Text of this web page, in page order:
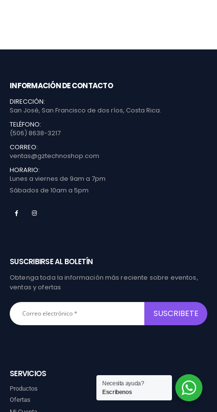
INFORMACIÓN DE CONTACTO
DIRECCIÓN:
San José, San Francisco de dos ríos, Costa Rica.
TELÉFONO:
(506) 8638-3217
CORREO:
ventas@gztechnoshop.com
HORARIO:
Lunes a viernes de 9am a 7pm
Sábados de 10am a 5pm
SUSCRIBIRSE AL BOLETÍN
Obtenga toda la información más reciente sobre eventos,
ventas y ofertas
SERVICIOS
Productos
Ofertas
Necesita ayuda?
Escribenos